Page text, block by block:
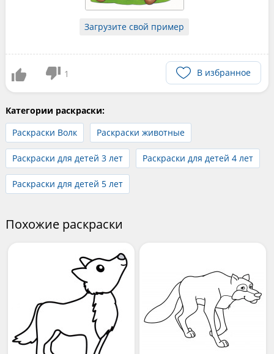
Загрузите свой пример
1 В избранное
Категории раскраски:
Раскраски Волк
Раскраски животные
Раскраски для детей 3 лет Раскраски для детей 4 лет
Раскраски для детей 5 лет
Похожие раскраски